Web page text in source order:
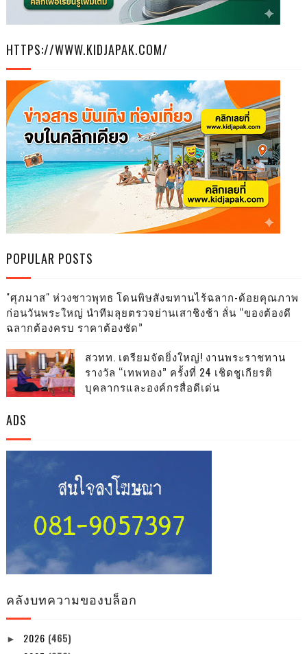
HTTPS://WWW.KIDJAPAK.COM/
POPULAR POSTS
"ศุภมาส" ห่วงชาวพุทธ โดนพิษสังฆทานไร้ฉลาก-ด้อยคุณภาพ
ก่อนวันพระใหญ่ นำทีมลุยตรวจย่านเสาชิงช้า ลั่น “ของต้องดี
ฉลากต้องครบ ราคาต้องชัด”
สวทท. เตรียมจัดยิ่งใหญ่! งานพระราชทาน
รางวัล “เทพทอง” ครั้งที่ 24 เชิดชูเกียรติ
บุคลากรและองค์กรสื่อดีเด่น
ADS
คลังบทความของบล็อก
► 2026 (465)